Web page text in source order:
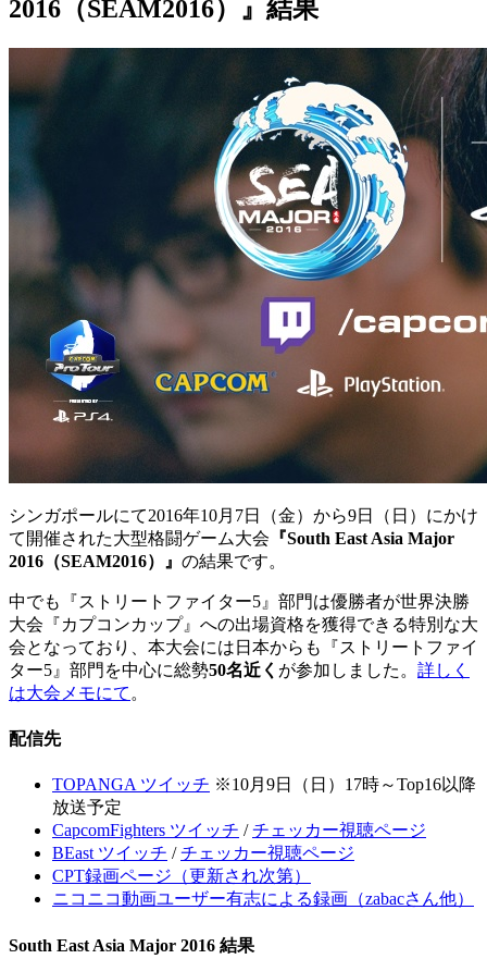
2016（SEAM2016）』結果
シンガポールにて2016年10月7日（金）から9日（日）にかけ
て開催された大型格闘ゲーム大会 『South East Asia Major
2016（SEAM2016）』 の結果です。
中でも『ストリートファイター5』部門は優勝者が世界決勝
大会『カプコンカップ』への出場資格を獲得できる特別な大
会となっており、本大会には日本からも『ストリートファイ
ター5』部門を中心に総勢50名近く が参加しました。 詳しく
は大会メモにて 。
配信先
TOPANGA ツイッチ ※10月9日（日）17時～Top16以降
放送予定
CapcomFighters ツイッチ /チェッカー視聴ページ
BEast ツイッチ /チェッカー視聴ページ
CPT録画ページ（更新され次第）
ニコニコ動画ユーザー有志による録画（zabacさん他）
South East Asia Major 2016 結果